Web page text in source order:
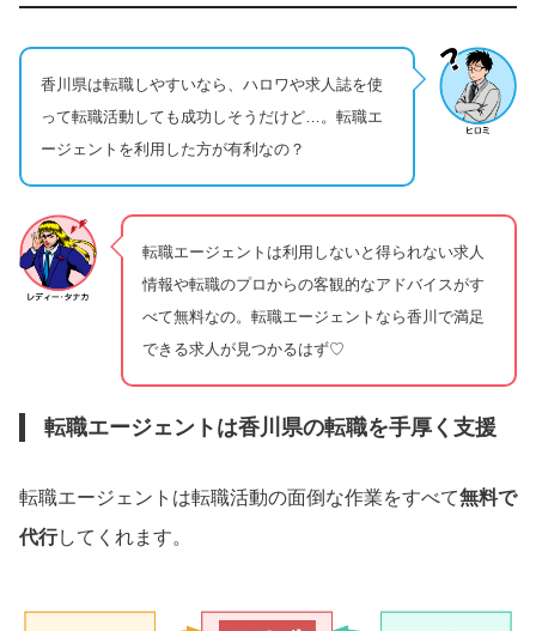
香川県は転職しやすいなら、ハロワや求人誌を使
って転職活動しても成功しそうだけど…。転職エ
ージェントを利用した方が有利なの？
転職エージェントは利用しないと得られない求人
情報や転職のプロからの客観的なアドバイスがす
べて無料なの。転職エージェントなら香川で満足
できる求人が見つかるはず♡
転職エージェントは香川県の転職を手厚く支援
転職エージェントは転職活動の面倒な作業をすべて無料で
代行してくれます。